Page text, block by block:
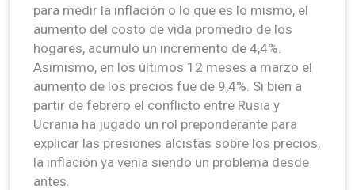
para medir la inflación o lo que es lo mismo, el
aumento del costo de vida promedio de los
hogares, acumuló un incremento de 4,4%.
Asimismo, en los últimos 12 meses a marzo el
aumento de los precios fue de 9,4%. Si bien a
partir de febrero el conflicto entre Rusia y
Ucrania ha jugado un rol preponderante para
explicar las presiones alcistas sobre los precios,
la inflación ya venía siendo un problema desde
antes.